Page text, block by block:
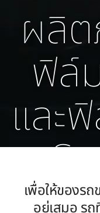
ผลิ
ฟิล์
และ
เพื่อให้ของร
อยู่เสมอ ร